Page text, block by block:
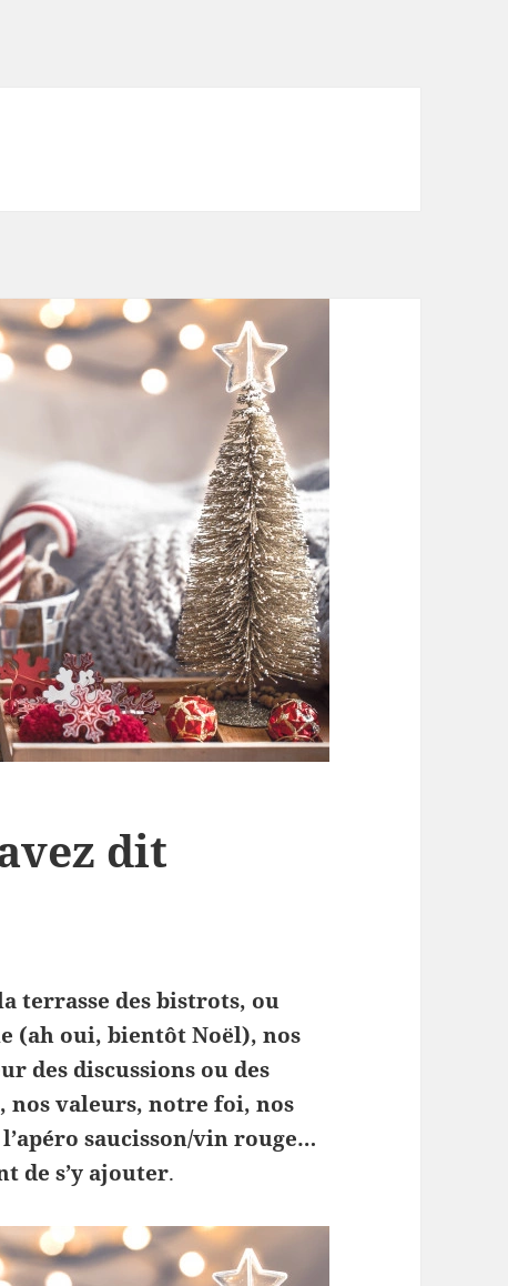
dit
terrasse des bistrots, ou
(ah oui, bientôt Noël), nos
des discussions ou des
nos valeurs, notre foi, nos
saucisson/vin rouge…
de s’y ajouter.